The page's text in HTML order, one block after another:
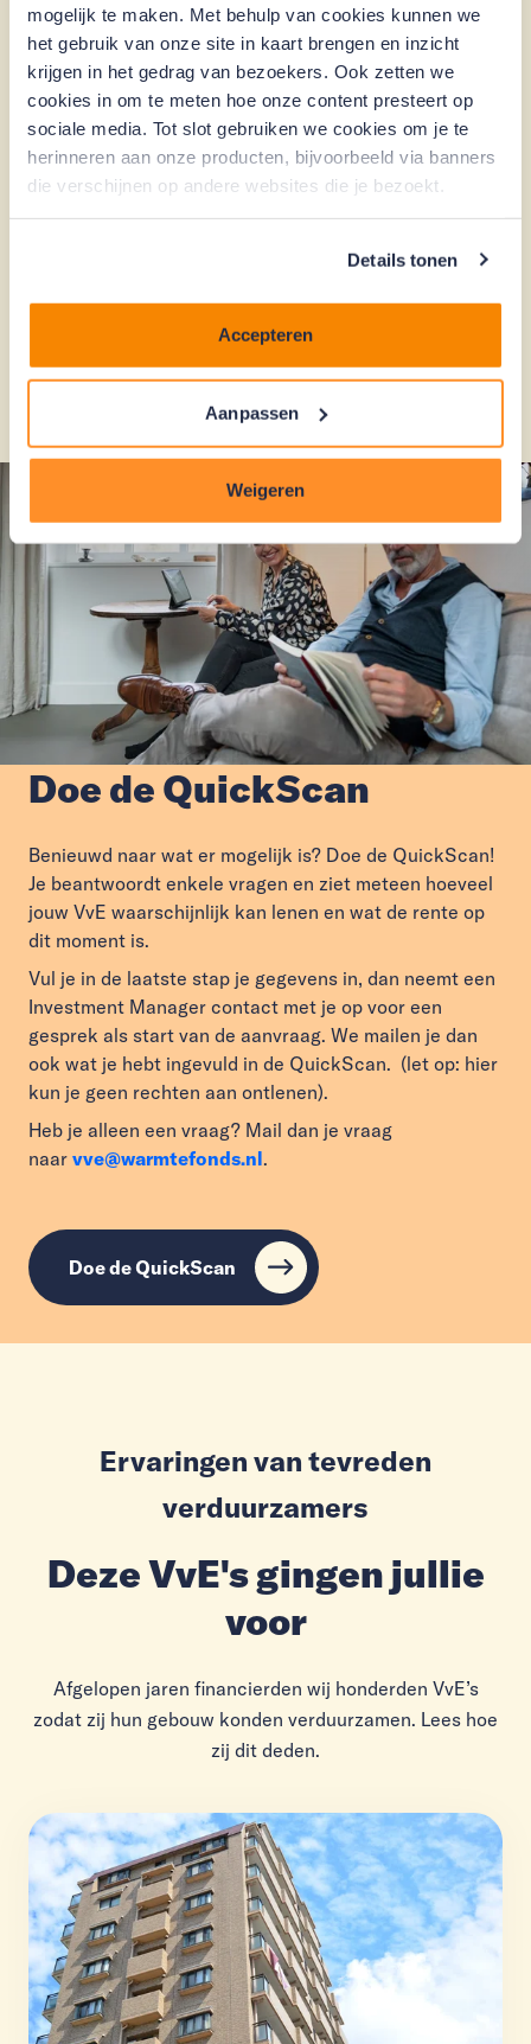
mogelijk te maken. Met behulp van cookies kunnen we
het gebruik van onze site in kaart brengen en inzicht
krijgen in het gedrag van bezoekers. Ook zetten we
cookies in om te meten hoe onze content presteert op
sociale media. Tot slot gebruiken we cookies om je te
herinneren aan onze producten, bijvoorbeeld via banners
die verschijnen op andere websites die je bezoekt.
Details tonen
Accepteren
Aanpassen
Weigeren
nauwkeurig en op tijd. Je Investment Manager
denkt met je mee en heeft voorbeelddocumenten
beschikbaar.
Als het hele proces is afgerond en de lening is
goedgekeurd, komt het geld in een bouwdepot en
kan het verduurzamen beginnen.
Het hele proces voor kleine VvE's
Doe de QuickScan
Benieuwd naar wat er mogelijk is? Doe de QuickScan!
Je beantwoordt enkele vragen en ziet meteen hoeveel
jouw VvE waarschijnlijk kan lenen en wat de rente op
dit moment is.
Vul je in de laatste stap je gegevens in, dan neemt een
Investment Manager contact met je op voor een
gesprek als start van de aanvraag. We mailen je dan
ook wat je hebt ingevuld in de QuickScan. (let op: hier
kun je geen rechten aan ontlenen).
Heb je alleen een vraag? Mail dan je vraag
naar vve@warmtefonds.nl.
Doe de QuickScan
Ervaringen van tevreden
verduurzamers
Deze VvE's gingen jullie
voor
Afgelopen jaren financierden wij honderden VvE’s
zodat zij hun gebouw konden verduurzamen. Lees hoe
zij dit deden.